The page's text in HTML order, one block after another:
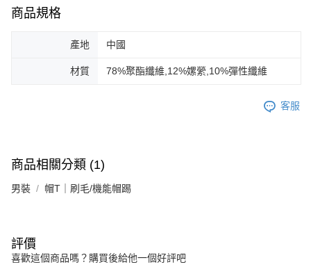
商品規格
產地 中國
材質 78%聚酯纖維,12%嫘縈,10%彈性纖維
客服
商品相關分類 (1)
男裝 帽T｜刷毛/機能帽踢
評價
喜歡這個商品嗎？購買後給他一個好評吧